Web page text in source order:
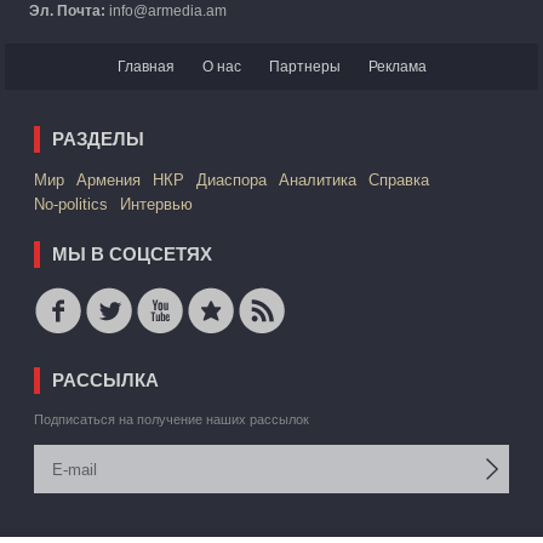
Эл. Почта: info@armedia.am
Главная О нас Партнеры Реклама
РАЗДЕЛЫ
Mир Армения НКР Диаспора Аналитика
Справка
No-politics
Интервью
МЫ В СОЦСЕТЯХ
РАССЫЛКА
Подписаться на получение наших рассылок